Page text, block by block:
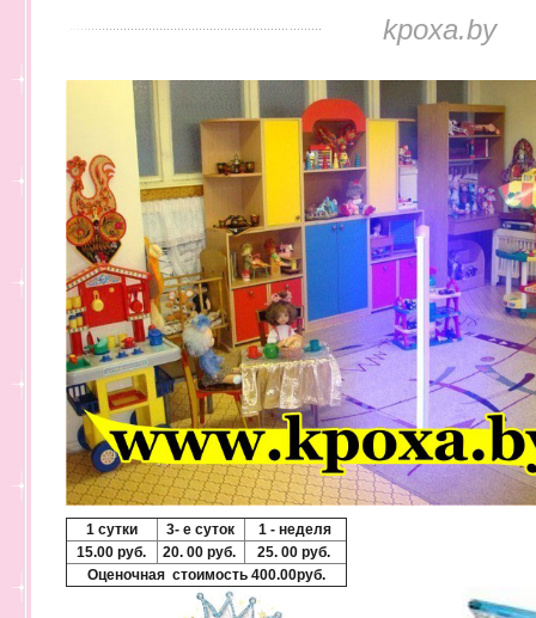
kpoxa.by
1 сутки 3- е суток
1 - неделя
15.00 руб.
20. 00 руб.
25. 00 руб.
Оценочная стоимость 400.00руб.